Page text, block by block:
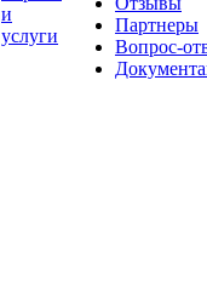
и
услуги
Партнеры
Вопрос-